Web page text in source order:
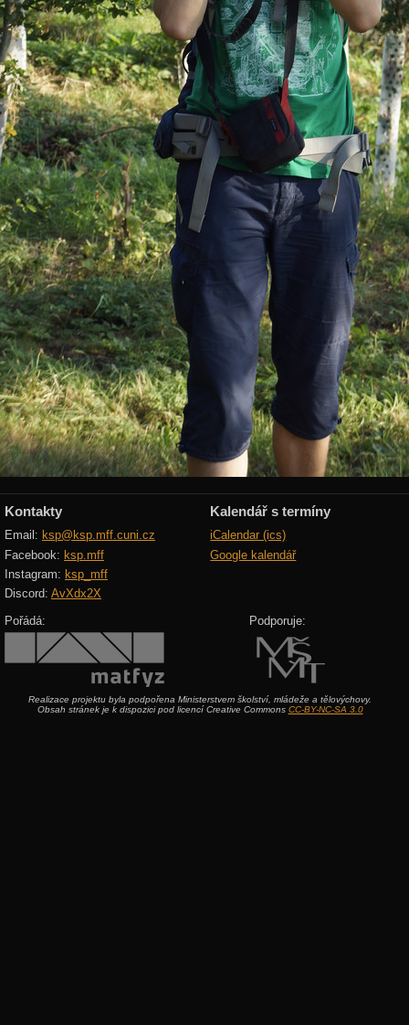
Kontakty
Email: ksp@ksp.mff.cuni.cz
Facebook: ksp.mff
Instagram: ksp_mff
Discord: AvXdx2X
Kalendář s termíny
iCalendar (ics)
Google kalendář
Pořádá: Podporuje:
Realizace projektu byla podpořena Ministerstvem školství, mládeže a tělovýchovy.
Obsah stránek je k dispozici pod licencí Creative Commons CC-BY-NC-SA 3.0